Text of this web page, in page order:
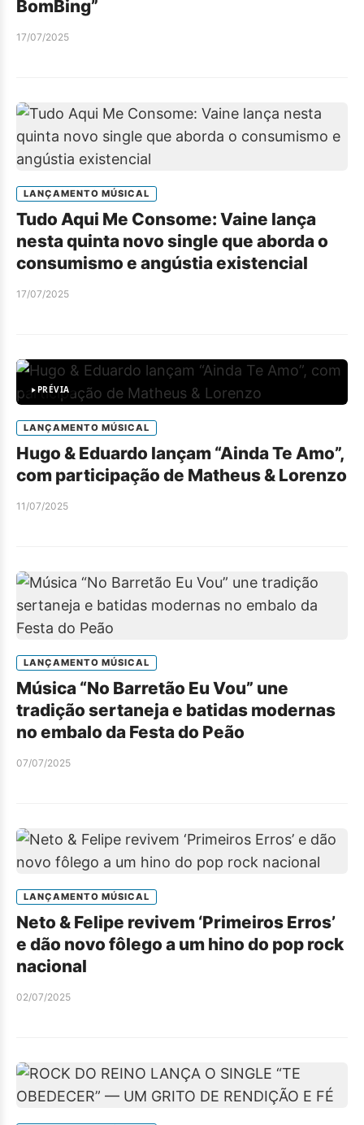
BomBing”
17/07/2025
LANÇAMENTO MÚSICAL
Tudo Aqui Me Consome: Vaine lança
nesta quinta novo single que aborda o
consumismo e angústia existencial
17/07/2025
PRÉVIA
LANÇAMENTO MÚSICAL
Hugo & Eduardo lançam “Ainda Te Amo”,
com participação de Matheus & Lorenzo
11/07/2025
LANÇAMENTO MÚSICAL
Música “No Barretão Eu Vou” une
tradição sertaneja e batidas modernas
no embalo da Festa do Peão
07/07/2025
LANÇAMENTO MÚSICAL
Neto & Felipe revivem ‘Primeiros Erros’
e dão novo fôlego a um hino do pop rock
nacional
02/07/2025